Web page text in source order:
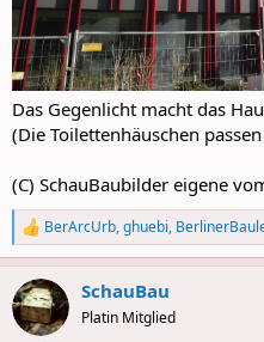
Das Gegenlicht macht das
(Die Toilettenhäuschen
(C) SchauBaubilder eigene
R
e
a
c
t
i
BerArcUrb,ghuebi,
SchauBau
Platin Mitglied